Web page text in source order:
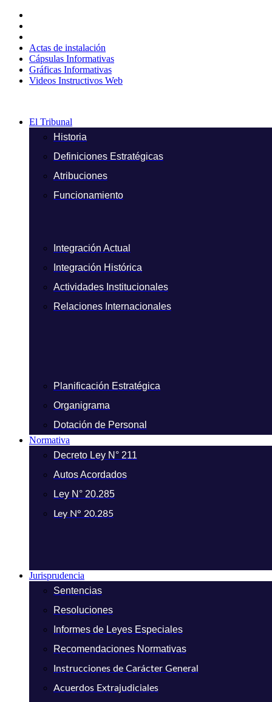
contenido
Actas de instalación
Cápsulas Informativas
Gráficas Informativas
Videos Instructivos Web
El Tribunal
Historia
Definiciones Estratégicas
Atribuciones
Funcionamiento
Integración Actual
Integración Histórica
Actividades Institucionales
Relaciones Internacionales
Planificación Estratégica
Organigrama
Dotación de Personal
Normativa
Decreto Ley N° 211
Autos Acordados
Ley N° 20.285
Ley N° 20.285
Jurisprudencia
Sentencias
Resoluciones
Informes de Leyes Especiales
Recomendaciones Normativas
Instrucciones de Carácter General
Acuerdos Extrajudiciales